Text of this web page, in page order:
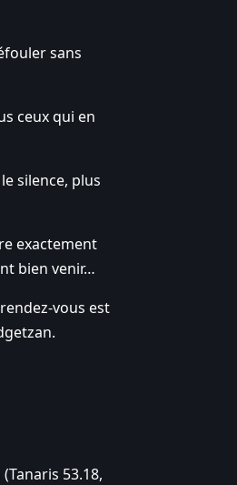
sans
ceux qui en
silence, plus
exactement
bien venir…
vous est
53.18,